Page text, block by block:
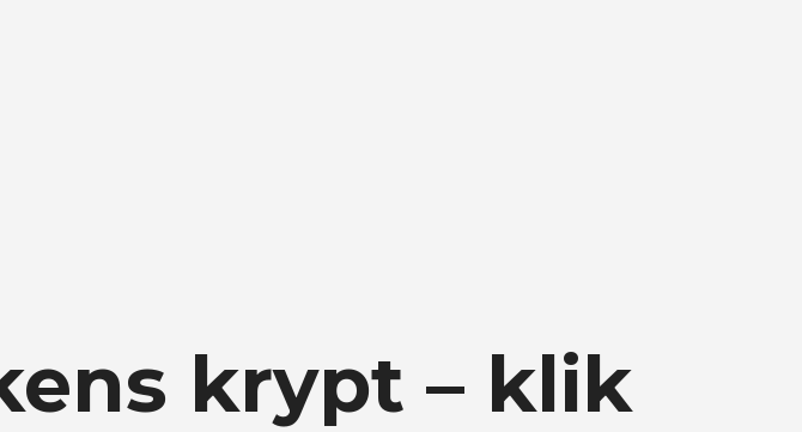
krypt – klik